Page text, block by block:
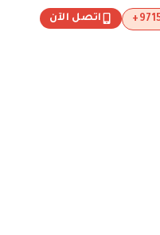
اتصل الآن